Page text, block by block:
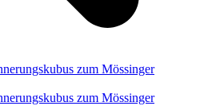
zum Mössinger
zum Mössinger